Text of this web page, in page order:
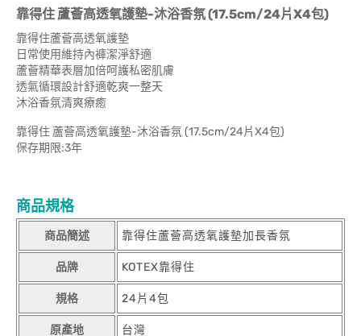
靠得住 蘆薈高透氧護墊-沐浴香氛 (17.5cm/24片X4包)
靠得住蘆薈高透氧護墊
日常使用維持內褲潔淨舒適
蘆薈精華表層加倍呵護私密肌膚
透氣循環設計舒適乾爽一整天
沐浴香氛清爽療癒
靠得住 蘆薈高透氧護墊-沐浴香氛 (17.5cm/24片X4包)
保存期限:3年
商品規格
商品簡述 靠得住蘆薈高透氧護墊加長香氛
品牌 KOTEX靠得住
規格 24片4包
原產地 台灣